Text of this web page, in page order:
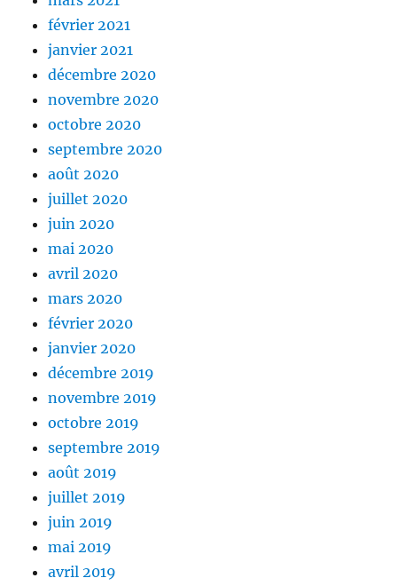
février 2021
janvier 2021
décembre 2020
novembre 2020
octobre 2020
septembre 2020
août 2020
juillet 2020
juin 2020
mai 2020
avril 2020
mars 2020
février 2020
janvier 2020
décembre 2019
novembre 2019
octobre 2019
septembre 2019
août 2019
juillet 2019
juin 2019
mai 2019
avril 2019